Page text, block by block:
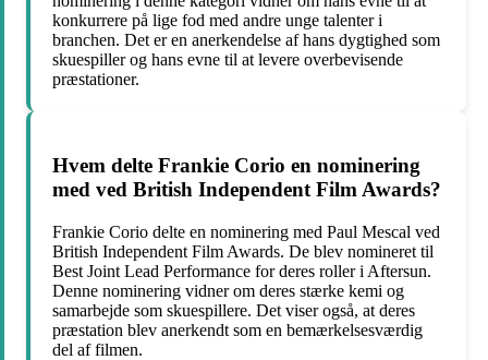
konkurrere på lige fod med andre unge talenter i
branchen. Det er en anerkendelse af hans dygtighed som
skuespiller og hans evne til at levere overbevisende
præstationer.
Hvem delte Frankie Corio en nominering
med ved British Independent Film Awards?
Frankie Corio delte en nominering med Paul Mescal ved
British Independent Film Awards. De blev nomineret til
Best Joint Lead Performance for deres roller i Aftersun.
Denne nominering vidner om deres stærke kemi og
samarbejde som skuespillere. Det viser også, at deres
præstation blev anerkendt som en bemærkelsesværdig
del af filmen.